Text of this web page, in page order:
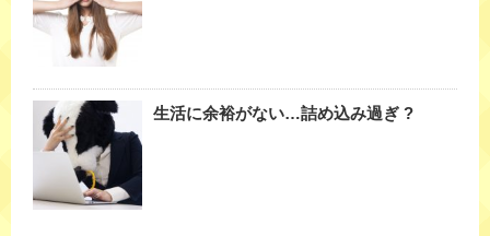
生活に余裕がない…詰め込み過ぎ ?